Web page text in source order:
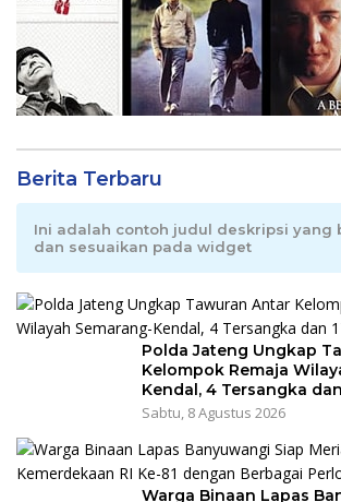
Berita Terbaru
Ini adalah contoh judul deskripsi yang
dan sesuaikan pada widget
Polda Jateng Ungkap
Kelompok Remaja
Kendal, 4 Tersangka
Sabtu, 8 Agustus 2026
Warga Binaan Lapas